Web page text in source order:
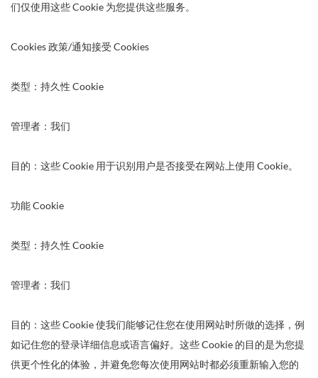
们仅使用这些 Cookie 为您提供这些服务。
Cookies 政策/通知接受 Cookies
类型：持久性 Cookie
管理者：我们
目的：这些 Cookie 用于识别用户是否接受在网站上使用 Cookie。
功能 Cookie
类型：持久性 Cookie
管理者：我们
目的：这些 Cookie 使我们能够记住您在使用网站时所做的选择，例
如记住您的登录详细信息或语言偏好。这些 Cookie 的目的是为您提
供更个性化的体验，并避免您每次使用网站时都必须重新输入您的